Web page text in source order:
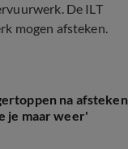
De ILT
mogen afsteken.
na afsteken
je maar weer'